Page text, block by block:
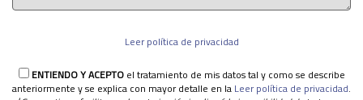
Leer política de privacidad
ENTIENDO Y ACEPTOel tratamiento de mis datos tal y como se describe
anteriormente y se explica con mayor detalle en la Leer política de privacidad.